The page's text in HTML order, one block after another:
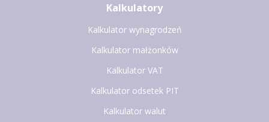
Kalkulatory
Kalkulator wynagrodzeń
Kalkulator małżonków
Kalkulator VAT
Kalkulator odsetek PIT
Kalkulator walut